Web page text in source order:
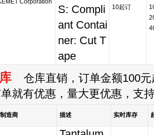
Corporation
S: Compli
ant Contai
ner: Cut T
ape
10起订
仓库直销，订单金额100元
就有优惠，量大更优惠，支
制造商 描述 实时库存